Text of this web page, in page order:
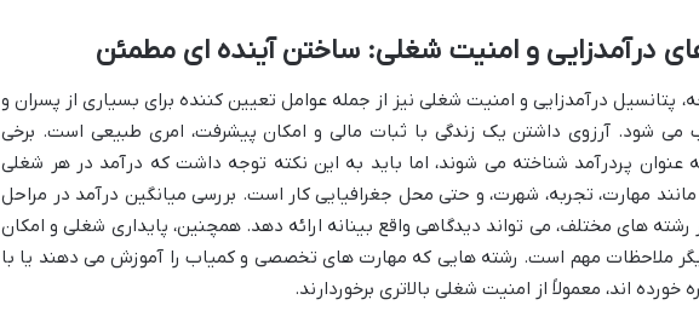
درآمدزایی و امنیت شغلی: ساختن آینده ای مطمئن
پتانسیل درآمدزایی و امنیت شغلی نیز از جمله عوامل تعیین کننده برای بسیاری از پسران و
می شود. آرزوی داشتن یک زندگی با ثبات مالی و امکان پیشرفت، امری طبیعی است. برخی
عنوان پردرآمد شناخته می شوند، اما باید به این نکته توجه داشت که درآمد در هر شغلی
مهارت، تجربه، شهرت، و حتی محل جغرافیایی کار است. بررسی میانگین درآمد در مراحل
های مختلف، می تواند دیدگاهی واقع بینانه ارائه دهد. همچنین، پایداری شغلی و امکان
دیگر ملاحظات مهم است. رشته هایی که مهارت های تخصصی و کمیاب را آموزش می دهند یا با
اند، معمولاً از امنیت شغلی بالاتری برخوردارند.